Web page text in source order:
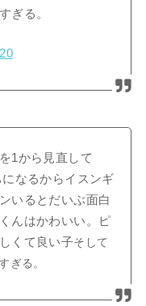
ぎる。
1から見直して
なるからイスンギ
いるとだいぶ面白
んはかわいい。ピ
くて良い子そして
ぎる。